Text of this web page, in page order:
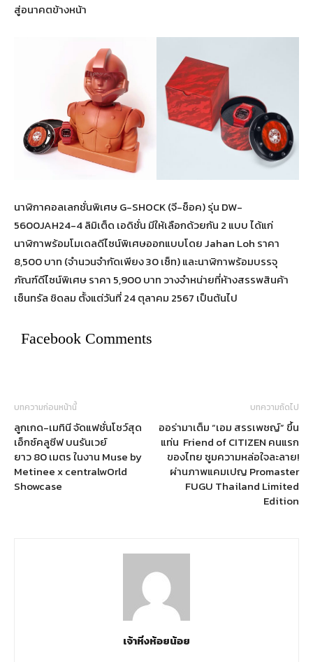
สู่อนาคตข้างหน้า
นาฬิกาคอลเลกชั่นพิเศษ G-SHOCK(จี-ช็อค) รุ่น DW-
5600JAH24-4 ลิมิเต็ด เอดิชั่น มีให้เลือกด้วยกัน 2 แบบ ได้แก่
นาฬิกาพร้อมโมเดลดีไซน์พิเศษออกแบบโดย Jahan Loh ราคา
8,500 บาท (จำนวนจำกัดเพียง 30 เซ็ท) และนาฬิกาพร้อมบรรจุ
ภัณฑ์ดีไซน์พิเศษ ราคา 5,900 บาท วางจำหน่ายที่ห้างสรรพสินค้า
เซ็นทรัล ชิดลม ตั้งแต่วันที่ 24 ตุลาคม 2567 เป็นต้นไป
Facebook Comments
บทความก่อนหน้านี้
ลูกเกด-เมทินี จัดแฟชั่นโชว์สุด
เอ็กซ์คลูซีฟ บนรันเวย์
ยาว 80 เมตร ในงาน Muse by
Metinee x centralwOrld
Showcase
บทความถัดไป
ออร่ามาเต็ม “เอม สรรเพชญ์” ขึ้น
แท่น Friend of CITIZEN คนแรก
ของไทย ซูมความหล่อใจละลาย!
ผ่านภาพแคมเปญ Promaster
FUGU Thailand Limited
Edition
เจ้าหิ่งห้อยน้อย